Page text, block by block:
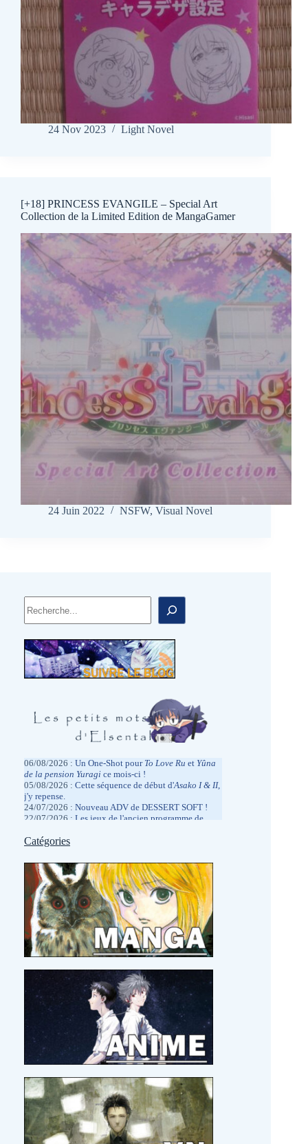
24 Nov 2023 Light Novel
[+18] PRINCESS EVANGILE – Special Art
Collection de la Limited Edition de MangaGamer
24 Juin 2022 NSFW, Visual Novel
06/08/2026 : Un One-Shot pour To Love Ru et Yûna
de la pension Yuragi ce mois-ci !
05/08/2026 : Cette séquence de début d'Asako I & II,
j'y repense.
24/07/2026 : Nouveau ADV de DESSERT SOFT !
22/07/2026 : Les jeux de l'ancien programme de
13/07/2026 :
05/07/2026 :Hâte de la réentendre dans quelques
jours à la Japan Expo.
2026/06/27 :Des promotions physiques chez
MangaGamer.
19/06/2026 :Kagami Games qui me régale.
06/06/2026 : J'ai assisté à un live drawing d'Hiro
Mashima !
29/05/2026 :Le roman Les Héros de la Galaxie en
français !?
ligne, c'est pour bientôt.
17/05/2026 :
Beat Valkyrie Ixsealen version
physique et
Umineko Naku, par MG.
14/05/2026 :
Hisano Ai à la Japan Expo 2026 avec
son groupe Akane ! C'est officiel !
10/05/2026 :
Zelda Twillight Princess
en version
ultime !!
03/05/2026 :
Le collègue Legendra, GoldenLeaf, a
publié une review surPier Solar.
bien !
21/04/2026 :Bientôt un nouveau voyage au Japon
pour Amo !
21/04/2026 :MAJ MOI ET MON BLOG
21/04/2026 :MAJ
SORTIR DE MA TÊTE EN TOUT
CONFORT
Catégories